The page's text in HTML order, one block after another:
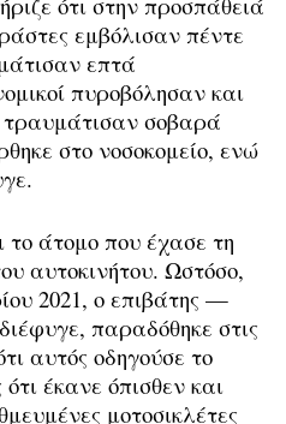
εμβόλισαν πέντε
επτά
πυροβόλησαν και
σοβαρά
στο νοσοκομείο, ενώ
άτομο που έχασε τη
αυτοκινήτου. Ωστόσο,
2021, ο επιβάτης —
παραδόθηκε στις
αυτός οδηγούσε το
έκανε όπισθεν και
μοτοσικλέτες